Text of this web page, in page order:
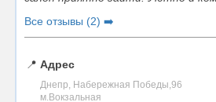
Все отзывы (2) ➡️
📍 Адрес
Днепр, Набережная Победы,96
м.Вокзальная